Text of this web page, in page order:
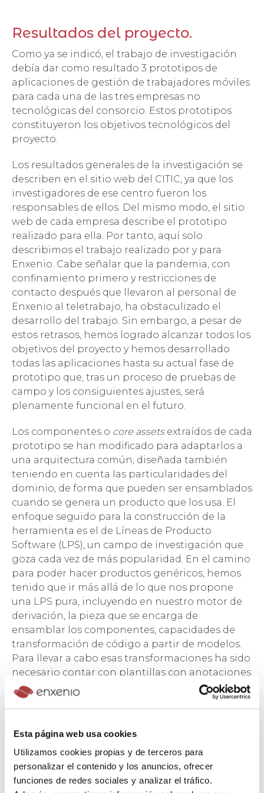
Esta página web usa cookies
Utilizamos cookies propias y de terceros para
personalizar el contenido y los anuncios, ofrecer
funciones de redes sociales y analizar el tráfico.
Resultados del proyecto.
Como ya se indicó, el trabajo de investigación
debía dar como resultado 3 prototipos de
aplicaciones de gestión de trabajadores móviles
para cada una de las tres empresas no
tecnológicas del consorcio. Estos prototipos
constituyeron los objetivos tecnológicos del
proyecto.
Los resultados generales de la investigación se
describen en el sitio web del CITIC, ya que los
investigadores de ese centro fueron los
responsables de ellos. Del mismo modo, el sitio
web de cada empresa describe el prototipo
realizado para ella. Por tanto, aquí solo
describimos el trabajo realizado por y para
Enxenio. Cabe señalar que la pandemia, con
confinamiento primero y restricciones de
contacto después que llevaron al personal de
Enxenio al teletrabajo, ha obstaculizado el
desarrollo del trabajo. Sin embargo, a pesar de
estos retrasos, hemos logrado alcanzar todos los
objetivos del proyecto y hemos desarrollado
todas las aplicaciones hasta su actual fase de
prototipo que, tras un proceso de pruebas de
campo y los consiguientes ajustes, será
plenamente funcional en el futuro.
Los componentes o core assetsextraídos de cada
prototipo se han modificado para adaptarlos a
una arquitectura común, diseñada también
teniendo en cuenta las particularidades del
dominio, de forma que pueden ser ensamblados
cuando se genera un producto que los usa. El
enfoque seguido para la construcción de la
herramienta es el de Líneas de Producto
Software (LPS), un campo de investigación que
goza cada vez de más popularidad. En el camino
para poder hacer productos genéricos, hemos
tenido que ir más allá de lo que nos propone
una LPS pura, incluyendo en nuestro motor de
derivación, la pieza que se encarga de
ensamblar los componentes, capacidades de
transformación de código a partir de modelos.
Para llevar a cabo esas transformaciones ha sido
necesario contar con plantillas con anotaciones
de una forma específica que encajen con el
resto de los componentes del producto. Para
industria se conoce como
Además del motor de derivación (y scaffolding
de los componentes (y plantillas de
transformación), es necesario contar con una